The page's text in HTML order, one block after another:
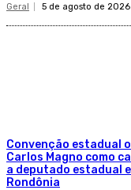
Geral 5 de agosto de 2026
Convenção estadual
Carlos Magno como
a deputado estadual
Rondônia